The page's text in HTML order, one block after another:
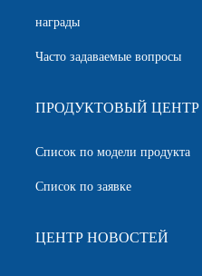
награды
Часто задаваемые вопросы
ПРОДУКТОВЫЙ ЦЕНТР
Список по модели продукта
Список по заявке
ЦЕНТР НОВОСТЕЙ